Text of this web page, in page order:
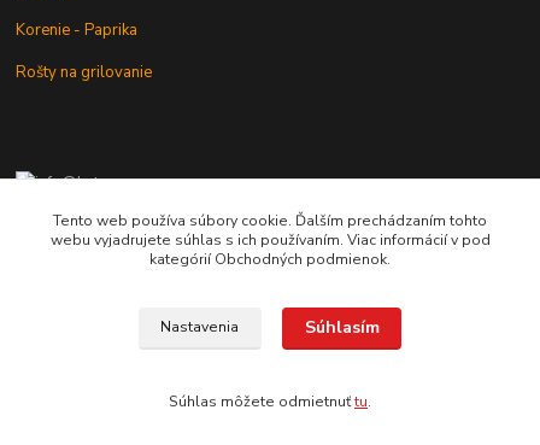
Korenie - Paprika
Rošty na grilovanie
+421 902 212 007
od 8:00 - do 16:00 hod
Copyright © 2017-2027 MACSHOP.SK, všetky práva vyhradené..
Tento web používa súbory cookie. Ďalším prechádzaním tohto
webu vyjadrujete súhlas s ich používaním. Viac informácií v pod
kategórií Obchodných podmienok.
Nastavenia Súhlasím
Súhlas môžete odmietnuťtu.